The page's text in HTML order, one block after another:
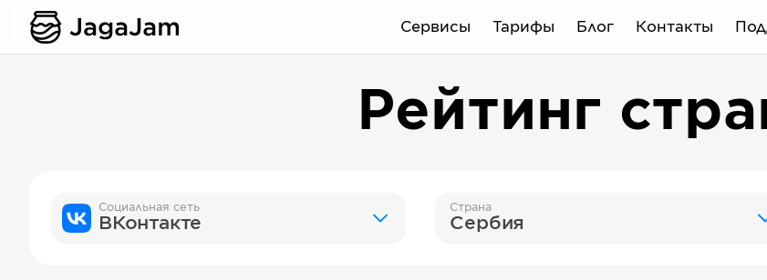
Сервисы Тарифы Блог Контакты
Рейтинг
Социальная сеть
ВКонтакте
Страна
Сербия